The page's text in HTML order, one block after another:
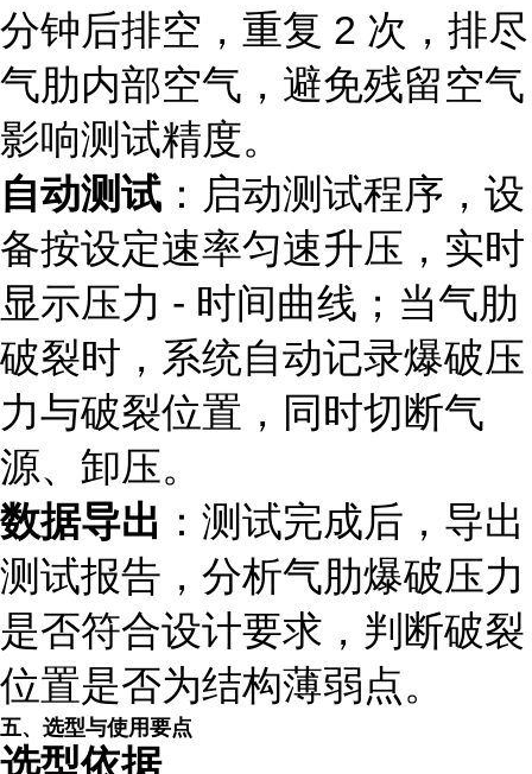
分钟后排空，重复 2 次，排尽
气肋内部空气，避免残留空气
影响测试精度。
自动测试 ：启动测试程序，设
备按设定速率匀速升压，实时
显示压力 - 时间曲线；当气肋
破裂时，系统自动记录爆破压
力与破裂位置，同时切断气
源、卸压。
数据导出 ：测试完成后，导出
测试报告，分析气肋爆破压力
是否符合设计要求，判断破裂
位置是否为结构薄弱点。
五、选型与使用要点
选型依据